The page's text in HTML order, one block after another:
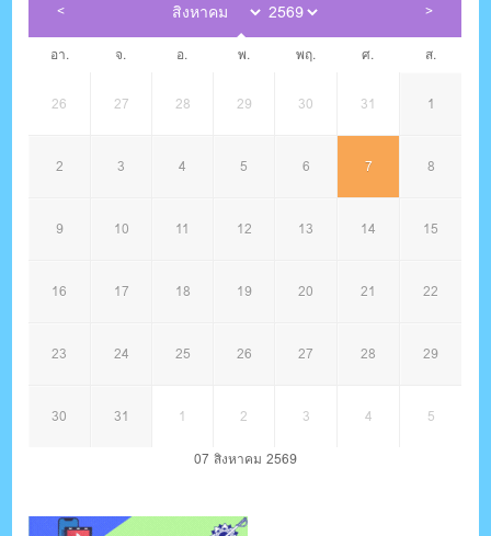
อา. จ. อ. พ. พฤ. ศ. ส.
26 27 28 29 30 31 1
2 3 4 5 6 7 8
9 10 11 12 13 14 15
16 17 18 19 20 21 22
23 24 25 26 27 28 29
30 31 1 2 3 4 5
07 สิงหาคม 2569